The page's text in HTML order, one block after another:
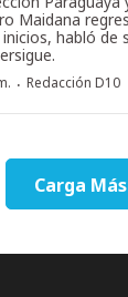
Maidana
habló de
· Redacción D10
Carga Más